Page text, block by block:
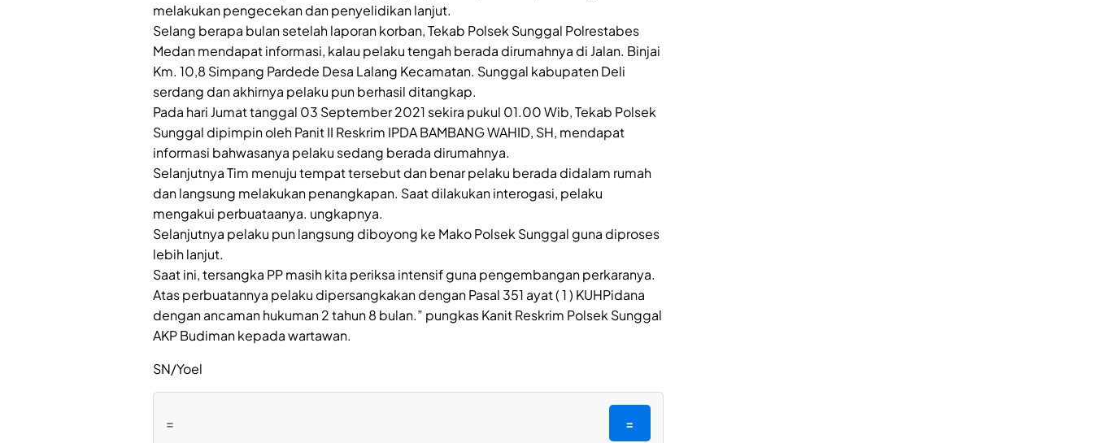
melakukan pengecekan dan penyelidikan lanjut.
Selang berapa bulan setelah laporan korban, Tekab Polsek Sunggal Polrestabes
Medan mendapat informasi, kalau pelaku tengah berada dirumahnya di Jalan. Binjai
Km. 10,8 Simpang Pardede Desa Lalang Kecamatan. Sunggal kabupaten Deli
serdang dan akhirnya pelaku pun berhasil ditangkap.
Pada hari Jumat tanggal 03 September 2021 sekira pukul 01.00 Wib, Tekab Polsek
Sunggal dipimpin oleh Panit II Reskrim IPDA BAMBANG WAHID, SH, mendapat
informasi bahwasanya pelaku sedang berada dirumahnya.
Selanjutnya Tim menuju tempat tersebut dan benar pelaku berada didalam rumah
dan langsung melakukan penangkapan. Saat dilakukan interogasi, pelaku
mengakui perbuataanya. ungkapnya.
Selanjutnya pelaku pun langsung diboyong ke Mako Polsek Sunggal guna diproses
lebih lanjut.
Saat ini, tersangka PP masih kita periksa intensif guna pengembangan perkaranya.
Atas perbuatannya pelaku dipersangkakan dengan Pasal 351 ayat ( 1 ) KUHPidana
dengan ancaman hukuman 2 tahun 8 bulan.” pungkas Kanit Reskrim Polsek Sunggal
AKP Budiman kepada wartawan.
SN/Yoel
= =